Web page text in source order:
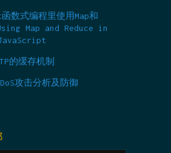
数式编程里使用Map和
Map and Reduce in
的缓存机制
攻击分析及防御